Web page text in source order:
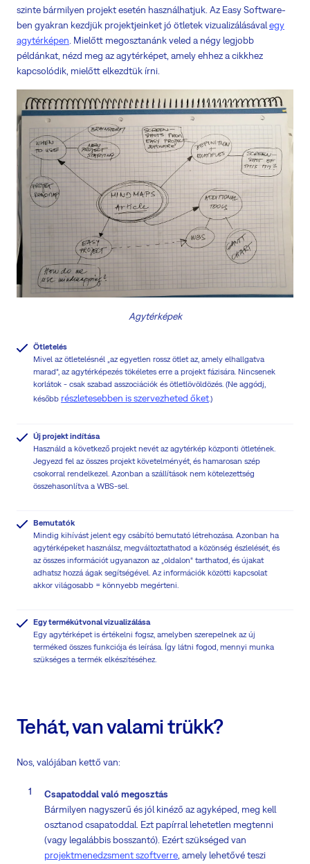
szinte bármilyen projekt esetén használhatjuk. Az Easy Software-
ben gyakran kezdjük projektjeinket jó ötletek vizualizálásávalegy
agytérképen . Mielőtt megosztanánk veled a négy legjobb
példánkat, nézd meg az agytérképet, amely ehhez a cikkhez
kapcsolódik, mielőtt elkezdtük írni.
Agytérképek
Ötletelés
Mivel az ötletelésnél „az egyetlen rossz ötlet az, amely elhallgatva
marad“, az agytérképezés tökéletes erre a projekt fázisára. Nincsenek
korlátok - csak szabad asszociációk és ötletlövöldözés. (Ne aggódj,
később részletesebben is szervezheted őket.)
Új projekt indítása
Használd a következő projekt nevét az agytérkép központi ötletének.
Jegyezd fel az összes projekt követelményét, és hamarosan szép
csokorral rendelkezel. Azonban a szállítások nem kötelezettség
összehasonlítva a WBS-sel.
Bemutatók
Mindig kihívást jelent egy csábító bemutató létrehozása. Azonban ha
agytérképeket használsz, megváltoztathatod a közönség észlelését, és
az összes információt ugyanazon az „oldalon“ tarthatod, és újakat
adhatsz hozzá ágak segítségével. Az információk közötti kapcsolat
akkor világosabb = könnyebb megérteni.
Egy termékútvonal vizualizálása
Egy agytérképet is értékelni fogsz, amelyben szerepelnek az új
terméked összes funkciója és leírása. Így látni fogod, mennyi munka
szükséges a termék elkészítéséhez.
Tehát, van valami trükk?
Nos, valójában kettő van:
Csapatoddal való megosztás
Bármilyen nagyszerű és jól kinéző az agyképed, meg kell
osztanod csapatoddal. Ezt papírral lehetetlen megtenni
(vagy legalábbis bosszantó). Ezért szükséged van
projektmenedzsment szoftverre, amely lehetővé teszi